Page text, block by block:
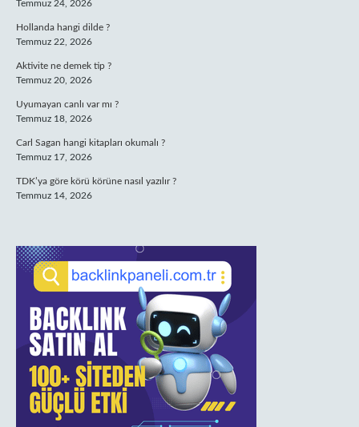
Temmuz 24, 2026
Hollanda hangi dilde ?
Temmuz 22, 2026
Aktivite ne demek tip ?
Temmuz 20, 2026
Uyumayan canlı var mı ?
Temmuz 18, 2026
Carl Sagan hangi kitapları okumalı ?
Temmuz 17, 2026
TDK’ya göre körü körüne nasıl yazılır ?
Temmuz 14, 2026